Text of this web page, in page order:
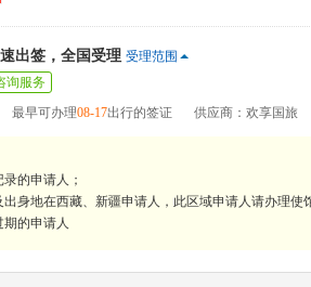
出签，全国受理 受理范围
询服务
最早可办理08-17出行的签证 供应商：欢享国旅
的申请人；
身地在西藏、新疆申请人，此区域申请人请办理使
的申请人